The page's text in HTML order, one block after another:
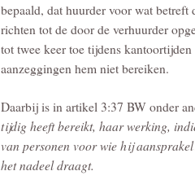
bepaald, dat huurder voor wat betreft
richten tot de door de verhuurder
tot twee keer toe tijdens
aanzeggingen hem niet bereiken.
Daarbij is in artikel 3:37 BW onder
tijdig heeft bereikt, haar werking,
van personen voor wie hij
het nadeel draagt.